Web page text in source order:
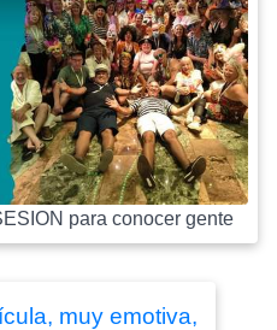
para conocer gente
muy emotiva,